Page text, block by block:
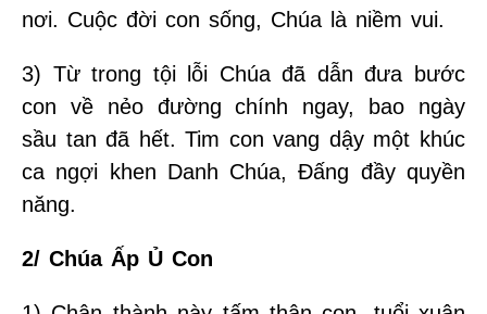
nơi. Cuộc đời con sống, Chúa là niềm vui.
3) Từ trong tội lỗi Chúa đã dẫn đưa bước
con về nẻo đường chính ngay, bao ngày
sầu tan đã hết. Tim con vang dậy một khúc
ca ngợi khen Danh Chúa, Đấng đầy quyền
năng.
2/ Chúa Ấp Ủ Con